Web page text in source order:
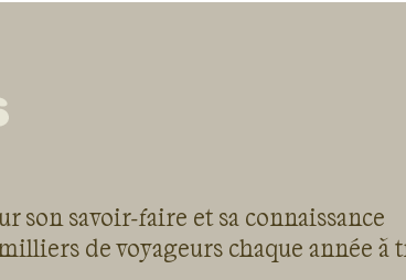
son savoir-faire et sa connaissance
de voyageurs chaque année à